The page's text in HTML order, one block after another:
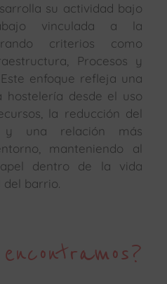
su actividad bajo
vinculada a la
criterios como
Procesos y
enfoque refleja una
desde el uso
la reducción del
y una relación más
manteniendo al
dentro de la vida
barrio.